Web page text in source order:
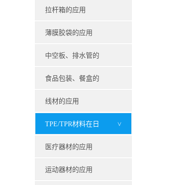
tile and profile
applications）
（Application of
PET blister sheet）
拉杆箱的应用
（Application of pull
rod box）
薄膜胶袋的应用
（Application of thin
film plastic bag）
中空板、排水管的
应用（Hollow plate,
drain pipe
application）
食品包装、餐盒的
应用（Food
packaging, lunch box
application）
线材的应用
(Application of wire)
TPE/TPR材料在日
用品的应用
(Application of
>
医疗器材的应用
(The application of
运动器材的应用